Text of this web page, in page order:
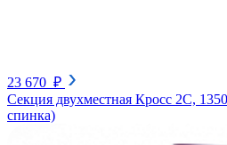
23 670 ₽
Секция двухместная Кросс 2С,
спинка)